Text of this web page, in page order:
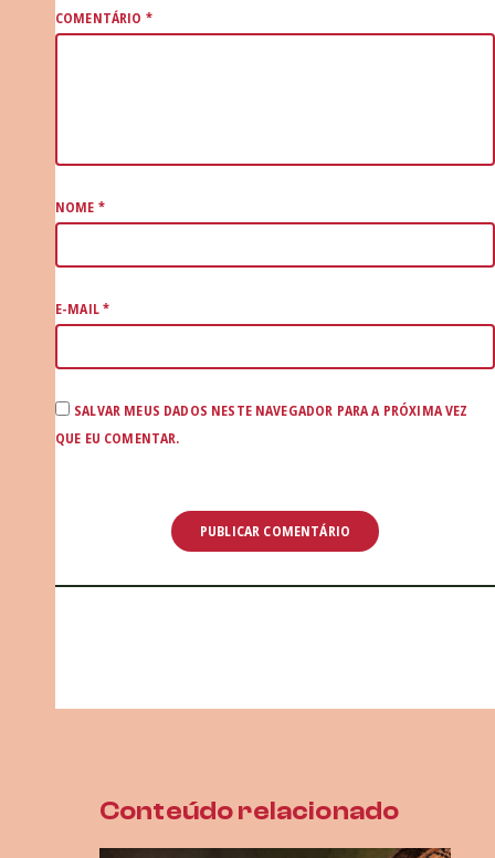
COMENTÁRIO *
NOME *
E-MAIL*
SALVAR MEUS DADOS NESTE NAVEGADOR PARA A PRÓXIMA VEZ
QUE EU COMENTAR.
Conteúdo relacionado